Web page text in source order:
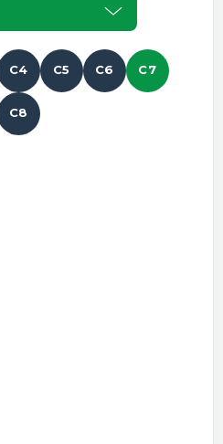
C4 C5 C6 C7
C8